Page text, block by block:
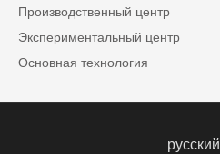
Производственный центр
Экспериментальный центр
Основная технология
русский